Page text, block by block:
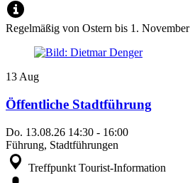
Regelmäßig von Ostern bis 1. November
13Aug
Öffentliche Stadtführung
Do. 13.08.26 14:30 - 16:00
Führung, Stadtführungen
Treffpunkt Tourist-Information